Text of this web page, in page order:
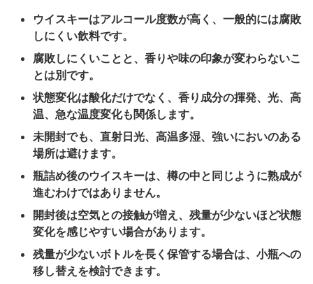
ウイスキーはアルコール度数が高く、一般的には腐敗
しにくい飲料です。
腐敗しにくいことと、香りや味の印象が変わらないこ
とは別です。
状態変化は酸化だけでなく、香り成分の揮発、光、高
温、急な温度変化も関係します。
未開封でも、直射日光、高温多湿、強いにおいのある
場所は避けます。
瓶詰め後のウイスキーは、樽の中と同じように熟成が
進むわけではありません。
開封後は空気との接触が増え、残量が少ないほど状態
変化を感じやすい場合があります。
残量が少ないボトルを長く保管する場合は、小瓶への
移し替えを検討できます。